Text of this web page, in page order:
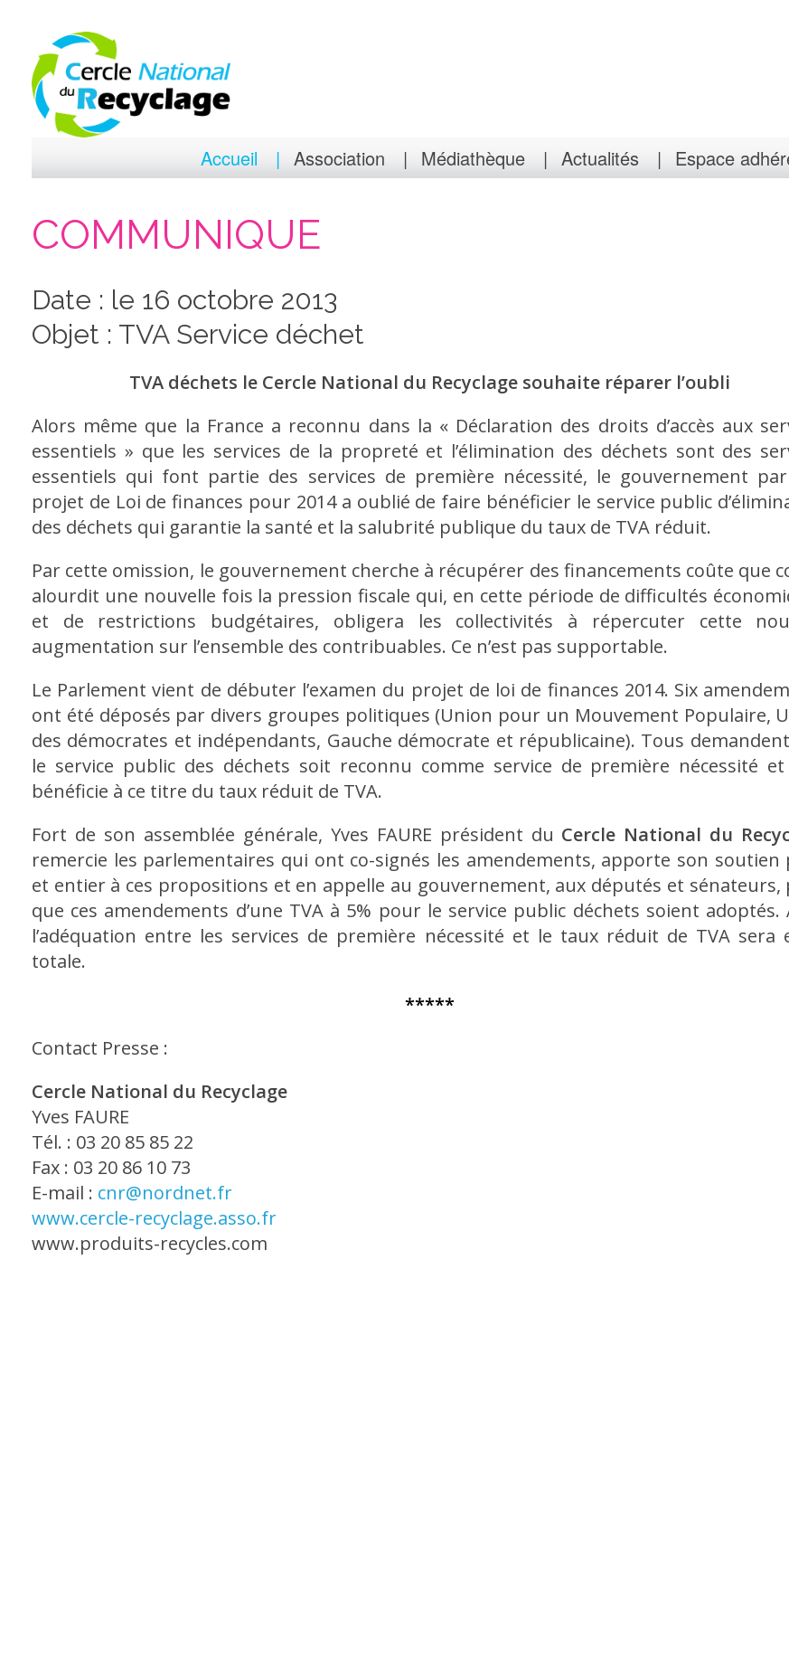
Accueil Association Médiathèque Actualités Espace
COMMUNIQUE
Date : le 16 octobre 2013
Objet : TVA Service déchet
TVA déchets le Cercle National du Recyclage souhaite réparer l’oubli
Alors même que la France a reconnu dans la « Déclaration des droits d’accès aux
essentiels » que les services de la propreté et l’élimination des déchets sont des
essentiels qui font partie des services de première nécessité, le gouvernement
projet de Loi de finances pour 2014 a oublié de faire bénéficier le service public
des déchets qui garantie la santé et la salubrité publique du taux de TVA réduit.
Par cette omission, le gouvernement cherche à récupérer des financements coûte que
alourdit une nouvelle fois la pression fiscale qui, en cette période de difficultés
et de restrictions budgétaires, obligera les collectivités à répercuter cette
augmentation sur l’ensemble des contribuables. Ce n’est pas supportable.
Le Parlement vient de débuter l’examen du projet de loi de finances 2014. Six
ont été déposés par divers groupes politiques (Union pour un Mouvement Populaire,
des démocrates et indépendants, Gauche démocrate et républicaine). Tous
le service public des déchets soit reconnu comme service de première nécessité et
bénéficie à ce titre du taux réduit de TVA.
Fort de son assemblée générale, Yves FAURE président du Cercle National du
remercie les parlementaires qui ont co-signés les amendements, apporte son soutien
et entier à ces propositions et en appelle au gouvernement, aux députés et sénateurs,
que ces amendements d’une TVA à 5% pour le service public déchets soient adoptés.
l’adéquation entre les services de première nécessité et le taux réduit de TVA sera
totale.
*****
Contact Presse :
Cercle National du Recyclage
Yves FAURE
Tél. : 03 20 85 85 22
Fax : 03 20 86 10 73
E-mail : cnr@nordnet.fr
www.cercle-recyclage.asso.fr
www.produits-recycles.com